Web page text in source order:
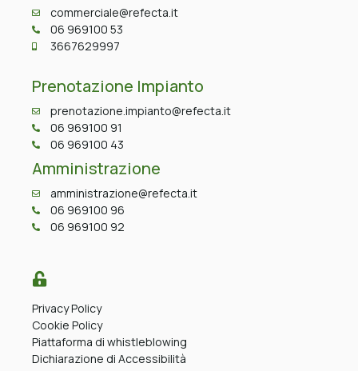
commerciale@refecta.it
06 969100 53
3667629997
Prenotazione Impianto
prenotazione.impianto@refecta.it
06 969100 91
06 969100 43
Amministrazione
amministrazione@refecta.it
06 969100 96
06 969100 92
Privacy Policy
Cookie Policy
Piattaforma di whistleblowing
Dichiarazione di Accessibilità